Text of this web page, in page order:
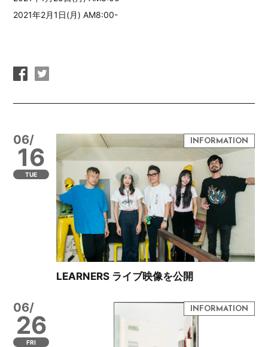
2021年2月1日(月) AM8:00-
06/
16
TUE
LEARNERS ライブ映像を公開
06/
26
FRI